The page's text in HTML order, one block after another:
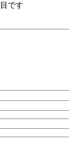
です